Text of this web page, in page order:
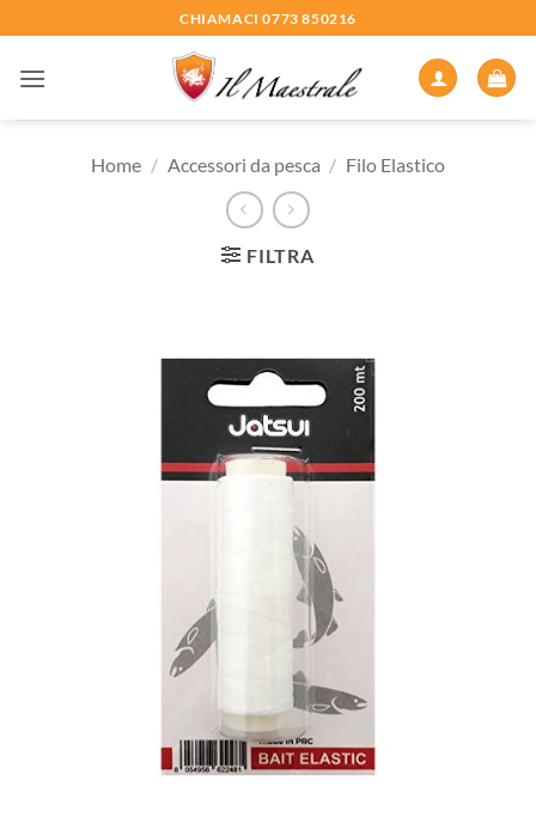
ai
contenuti
CHIAMACI 0773 850216
Home / Accessori da pesca / Filo Elastico
FILTRA